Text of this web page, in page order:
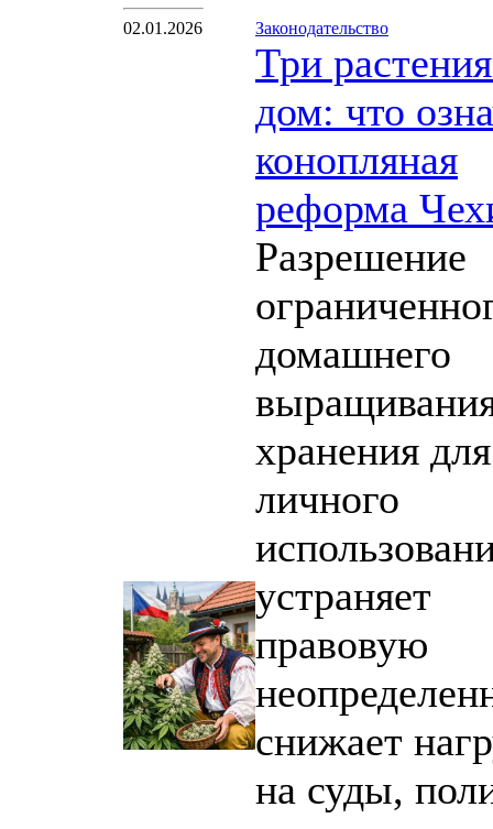
02.01.2026 Законодательство
Три
дом: что
конопляная
реформа
Разрешение
домашнего
хранения для
личного
устраняет
правовую
снижает
на суды,